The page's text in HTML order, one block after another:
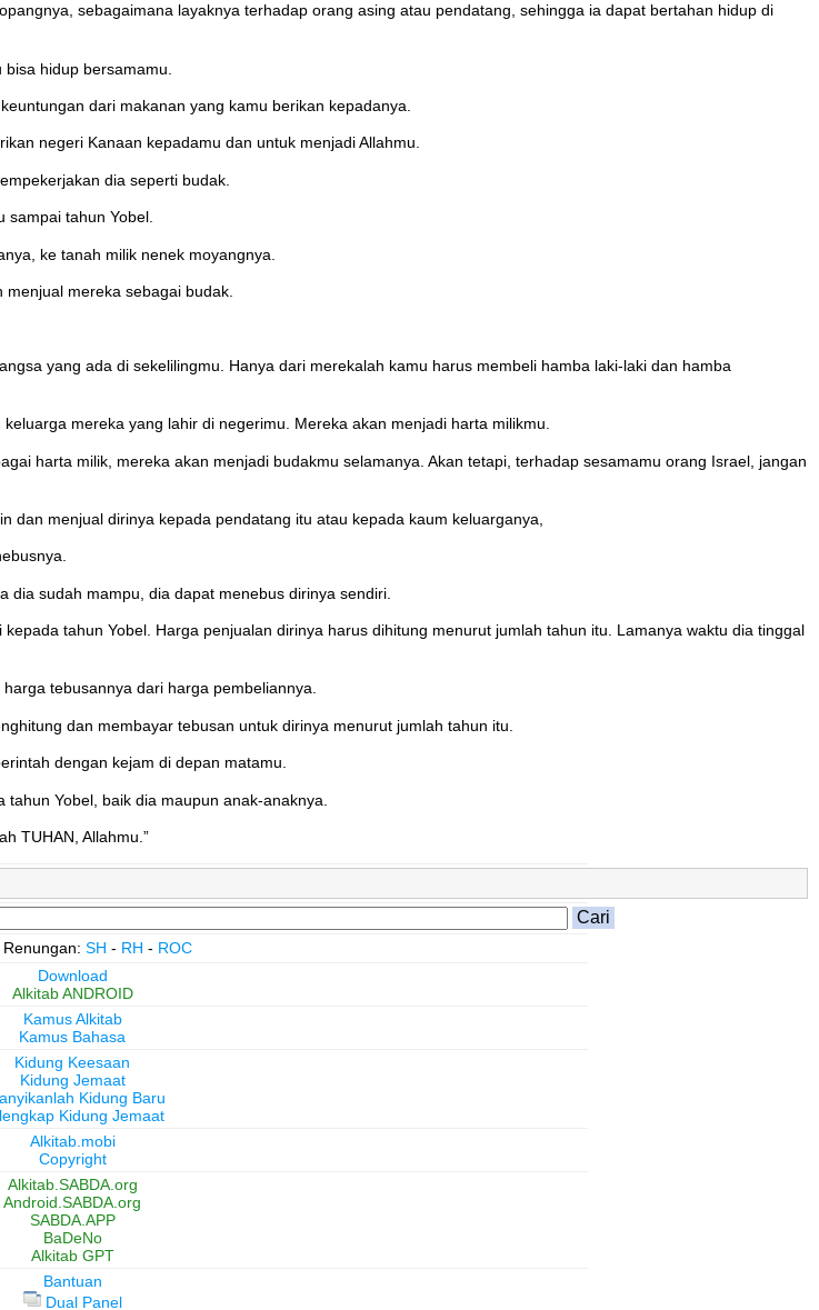
sebagaimana layaknya terhadap orang asing atau pendatang, sehingga ia dapat bertahan hidup di
hidup bersamamu.
dari makanan yang kamu berikan kepadanya.
negeri Kanaan kepadamu dan untuk menjadi Allahmu.
dia seperti budak.
tahun Yobel.
ke tanah milik nenek moyangnya.
mereka sebagai budak.
yang ada di sekelilingmu. Hanya dari merekalah kamu harus membeli hamba laki-laki dan hamba
mereka yang lahir di negerimu. Mereka akan menjadi harta milikmu.
harta milik, mereka akan menjadi budakmu selamanya. Akan tetapi, terhadap sesamamu orang Israel, jangan
menjual dirinya kepada pendatang itu atau kepada kaum keluarganya,
sudah mampu, dia dapat menebus dirinya sendiri.
tahun Yobel. Harga penjualan dirinya harus dihitung menurut jumlah tahun itu. Lamanya waktu dia tinggal
tebusannya dari harga pembeliannya.
dan membayar tebusan untuk dirinya menurut jumlah tahun itu.
dengan kejam di depan matamu.
Yobel, baik dia maupun anak-anaknya.
TUHAN, Allahmu.”
Renungan: SH - RH - ROC
Download
Alkitab ANDROID
Kamus Alkitab
Kamus Bahasa
Kidung Keesaan
Kidung Jemaat
Kidung Baru
Kidung Jemaat
Alkitab.mobi
Copyright
Alkitab.SABDA.org
Android.SABDA.org
SABDA.APP
BaDeNo
Alkitab GPT
Bantuan
Dual Panel